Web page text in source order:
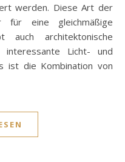
werden. Diese Art der
für eine gleichmäßige
auch architektonische
Licht- und
ist die Kombination von